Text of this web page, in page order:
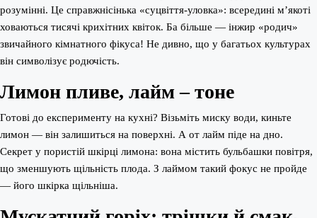
розумінні. Це справжнісінька «суцвіття-уловка»: всередині м’якоті
ховаються тисячі крихітних квіток. Ба більше — інжир «родич»
звичайного кімнатного фікуса! Не дивно, що у багатьох культурах
він символізує родючість.
Лимон пливе, лайм – тоне
Готові до експерименту на кухні? Візьміть миску води, киньте
лимон — він залишиться на поверхні. А от лайм піде на дно.
Секрет у пористій шкірці лимона: вона містить бульбашки повітря,
що зменшують щільність плода. З лаймом такий фокус не пройде
— його шкірка щільніша.